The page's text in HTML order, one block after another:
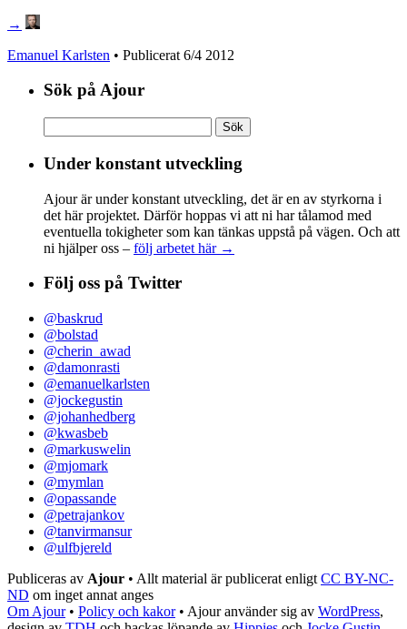
→
Emanuel Karlsten • Publicerat 6/4 2012
Sök på Ajour
efter:
Under konstant utveckling
Ajour är under konstant utveckling, det är en av styrkorna i
det här projektet. Därför hoppas vi att ni har tålamod med
eventuella tokigheter som kan tänkas uppstå på vägen. Och att
ni hjälper oss – följ arbetet här →
Följ oss på Twitter
@baskrud
@bolstad
@cherin_awad
@damonrasti
@emanuelkarlsten
@jockegustin
@johanhedberg
@kwasbeb
@markuswelin
@mjomark
@mymlan
@opassande
@petrajankov
@tanvirmansur
@ulfbjereld
Publiceras av Ajour • Allt material är publicerat enligt CC BY-NC-
ND om inget annat anges
Om Ajour• Policy och kakor• Ajour använder sig av WordPress,